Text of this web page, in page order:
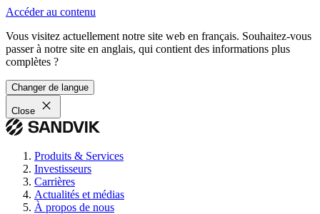
Accéder au contenu
Vous visitez actuellement notre site web en français. Souhaitez-vous
passer à notre site en anglais, qui contient des informations plus
complètes ?
Changer de langue
Close
Produits & Services
Investisseurs
Carrières
Actualités et médias
À propos de nous